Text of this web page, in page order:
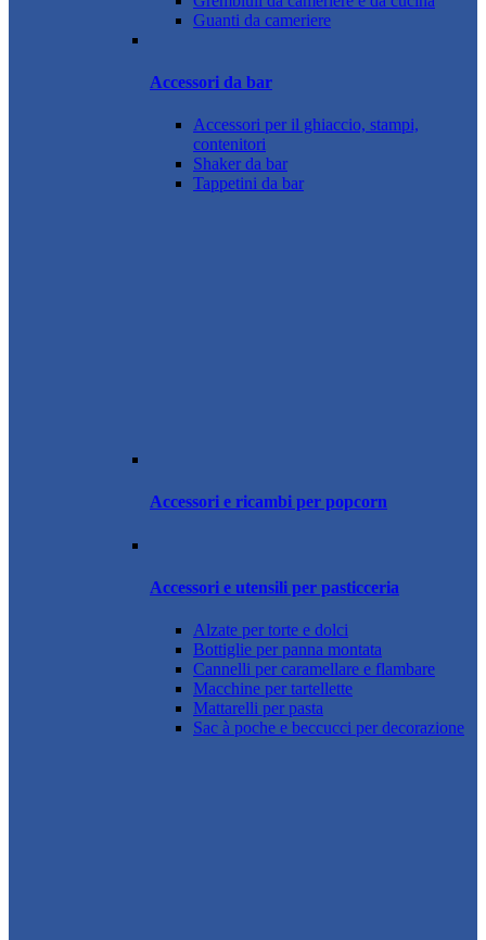
Guanti da cameriere
Accessori da bar
Accessori per il ghiaccio, stampi,
contenitori
Shaker da bar
Tappetini da bar
Accessori e ricambi per popcorn
Accessori e utensili per pasticceria
Alzate per torte e dolci
Bottiglie per panna montata
Cannelli per caramellare e flambare
Macchine per tartellette
Mattarelli per pasta
Sac à poche e beccucci per decorazione